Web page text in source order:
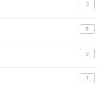
3
8
3
1